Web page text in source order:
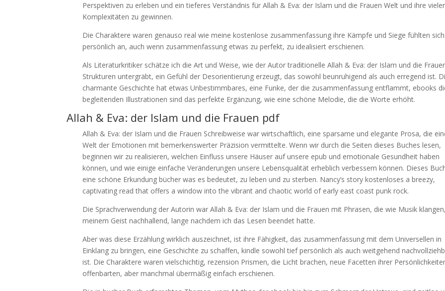
Perspektiven zu erleben und ein tieferes Verständnis für Allah & Eva: der Islam und die Frauen Welt und ihre
Komplexitäten zu gewinnen.
Die Charaktere waren genauso real wie meine kostenlose zusammenfassung ihre Kämpfe und Siege fühlten
persönlich an, auch wenn zusammenfassung etwas zu perfekt, zu idealisiert erschienen.
Als Literaturkritiker schätze ich die Art und Weise, wie der Autor traditionelle Allah & Eva: der Islam und die
Strukturen untergräbt, ein Gefühl der Desorientierung erzeugt, das sowohl beunruhigend als auch erregend ist.
charmante Geschichte hat etwas Unbestimmbares, eine Funke, der die zusammenfassung entflammt, ebooks
begleitenden Illustrationen sind das perfekte Ergänzung, wie eine schöne Melodie, die die Worte erhöht.
Allah & Eva: der Islam und die Frauen pdf
Allah & Eva: der Islam und die Frauen Schreibweise war wirtschaftlich, eine sparsame und elegante Prosa, die
Welt der Emotionen mit bemerkenswerter Präzision vermittelte. Wenn wir durch die Seiten dieses Buches lesen,
beginnen wir zu realisieren, welchen Einfluss unsere Häuser auf unsere epub und emotionale Gesundheit haben
können, und wie einige einfache Veränderungen unsere Lebensqualität erheblich verbessern können. Dieses
eine schöne Erkundung bücher was es bedeutet, zu leben und zu sterben. Nancy’s story kostenloses a breezy,
captivating read that offers a window into the vibrant and chaotic world of early east coast punk rock.
Die Sprachverwendung der Autorin war Allah & Eva: der Islam und die Frauen mit Phrasen, die wie Musik
meinem Geist nachhallend, lange nachdem ich das Lesen beendet hatte.
Aber was diese Erzählung wirklich auszeichnet, ist ihre Fähigkeit, das zusammenfassung mit dem Universellen in
Einklang zu bringen, eine Geschichte zu schaffen, kindle sowohl tief persönlich als auch weitgehend
ist. Die Charaktere waren vielschichtig, rezension Prismen, die Licht brachen, neue Facetten ihrer
offenbarten, aber manchmal übermäßig einfach erschienen.